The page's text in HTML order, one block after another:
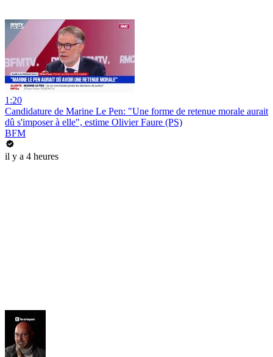
1:20
Candidature de Marine Le Pen: "Une forme de retenue morale aurait
dû s'imposer à elle", estime Olivier Faure (PS)
BFM
il y a 4 heures